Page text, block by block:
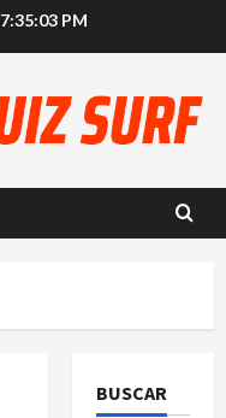
7:35:03 PM
BUSCAR